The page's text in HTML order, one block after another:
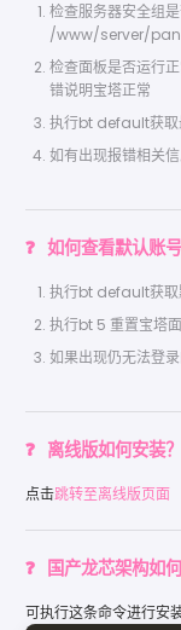
检查服务器安全组
/www/server/
检查面板是否运行
错说明宝塔正常
执行bt default获取
如有出现报错相关
如何查看默认账号
执行bt default获取
执行bt 5 重置宝塔
如果出现仍无法登
离线版如何安装？
点击跳转至离线版页面
国产龙芯架构如
可执行这条命令进行安装